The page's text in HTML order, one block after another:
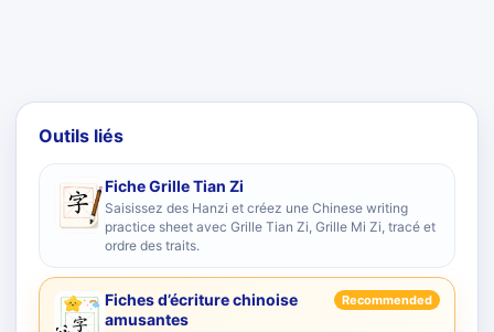
Outils liés
Fiche Grille Tian Zi
Saisissez des Hanzi et créez une Chinese writing
practice sheet avec Grille Tian Zi, Grille Mi Zi, tracé et
ordre des traits.
Fiches d’écriture chinoise
amusantes
Recommended